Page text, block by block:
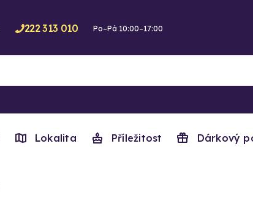
222 313 010 Po–Pá 10:00–17:00
Lokalita Příležitost Dárkový